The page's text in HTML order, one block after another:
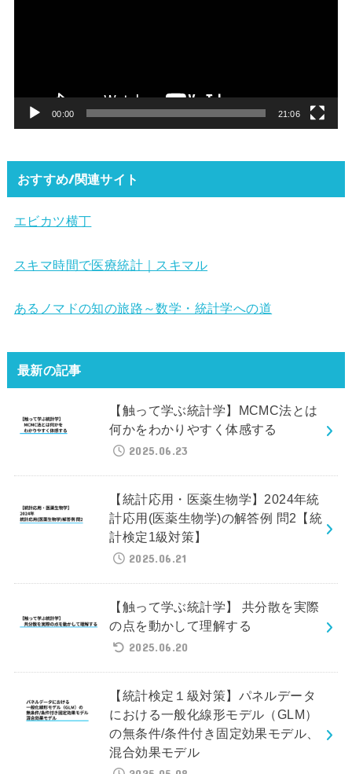
00:00 21:06
おすすめ/関連サイト
エビカツ横丁
スキマ時間で医療統計｜スキマル
あるノマドの知の旅路～数学・統計学への道
最新の記事
【触って学ぶ統計学】MCMC法とは
何かをわかりやすく体感する
2025.06.23
【統計応用・医薬生物学】2024年統
計応用(医薬生物学)の解答例 問2【統
計検定1級対策】
2025.06.21
【触って学ぶ統計学】 共分散を実際
の点を動かして理解する
2025.06.20
【統計検定１級対策】パネルデータ
における一般化線形モデル（GLM）
の無条件/条件付き固定効果モデル、
混合効果モデル